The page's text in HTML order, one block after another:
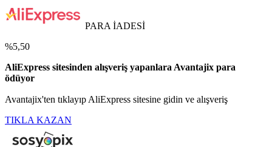
PARA İADESİ
%5,50
AliExpress sitesinden alışveriş yapanlara Avantajix para
ödüyor
Avantajix'ten tıklayıp AliExpress sitesine gidin ve alışveriş
TIKLA KAZAN